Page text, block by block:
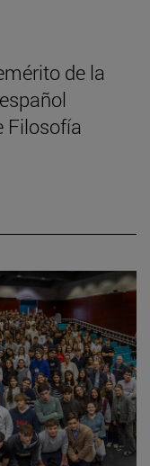
de la
Filosofía